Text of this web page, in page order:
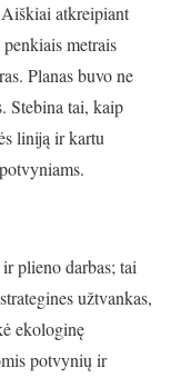
atkreipiant
metrais
Planas buvo ne
Stebina tai, kaip
liniją ir kartu
plieno darbas; tai
užtvankas,
ekologinę
potvynių ir